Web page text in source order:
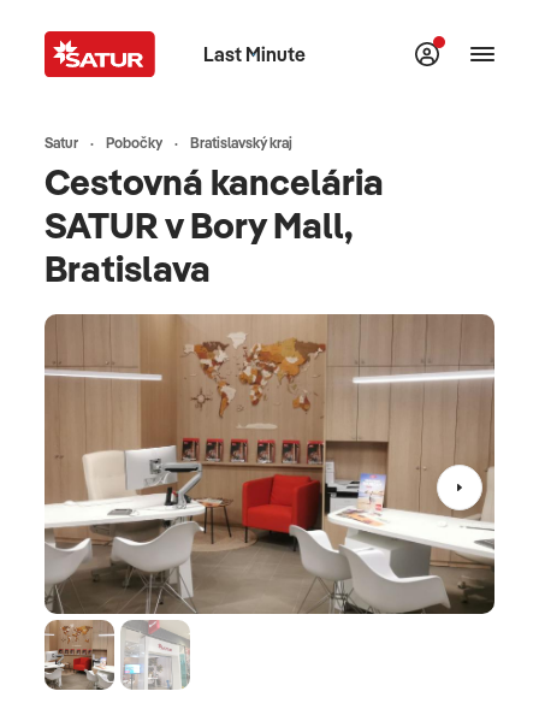
Last Minute
Satur Pobočky Bratislavský kraj
Cestovná kancelária
SATUR v Bory Mall,
Bratislava